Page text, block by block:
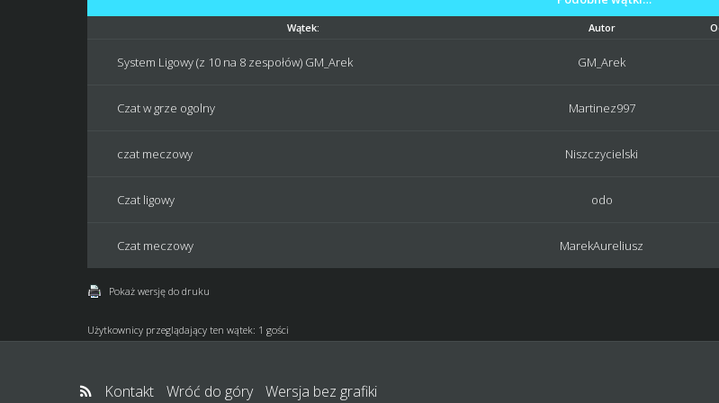
Wątek: Autor
System Ligowy (z 10 na 8 zespołów) GM_Arek GM_Arek
Czat w grze ogolny Martinez997
czat meczowy Niszczycielski
Czat ligowy odo
Czat meczowy MarekAureliusz
Pokaż wersję do druku
Użytkownicy przeglądający ten wątek: 1 gości
Kontakt Wróć do góry Wersja bez grafiki